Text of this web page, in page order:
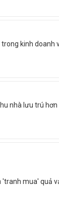
kinh doanh
nhà lưu trú
'tranh mua' quả